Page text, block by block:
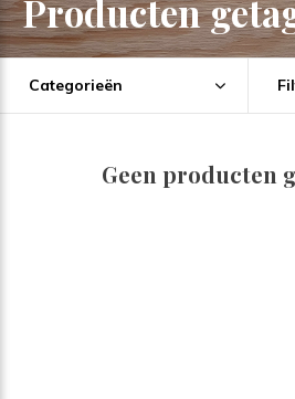
Producten
Categorieën
Geen producten